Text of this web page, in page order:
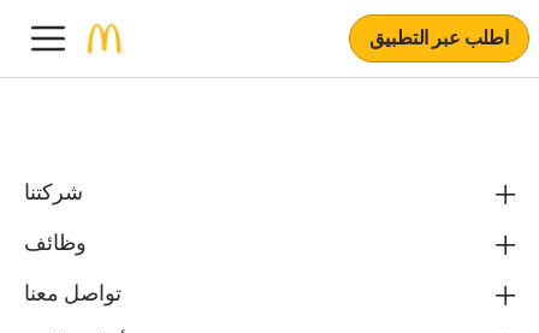
اطلب عبر التطبيق
شركتنا
وظائف
تواصل معنا